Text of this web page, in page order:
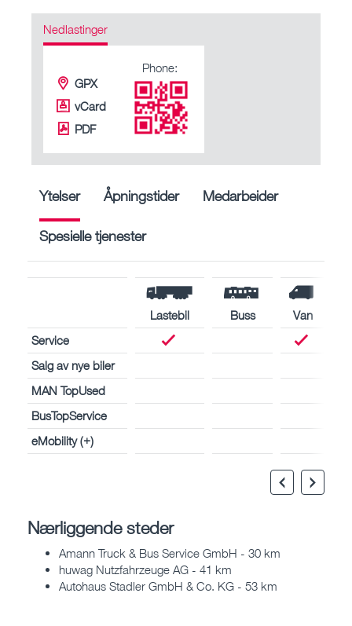
Nedlastinger
GPX
vCard
PDF
Phone:
Ytelser Åpningstider Medarbeider
Spesielle tjenester
Lastebil Buss
Van
Service
Salg av nye biler
MAN TopUsed
BusTopService
eMobility (+)
Nærliggende steder
Amann Truck & Bus Service GmbH - 30 km
huwag Nutzfahrzeuge AG - 41 km
Autohaus Stadler GmbH & Co. KG - 53 km